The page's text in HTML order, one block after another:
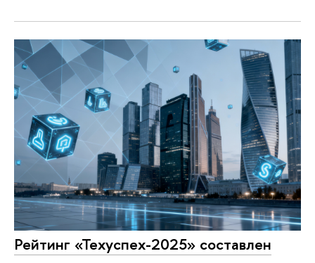
Рейтинг «Техуспех-2025» составлен